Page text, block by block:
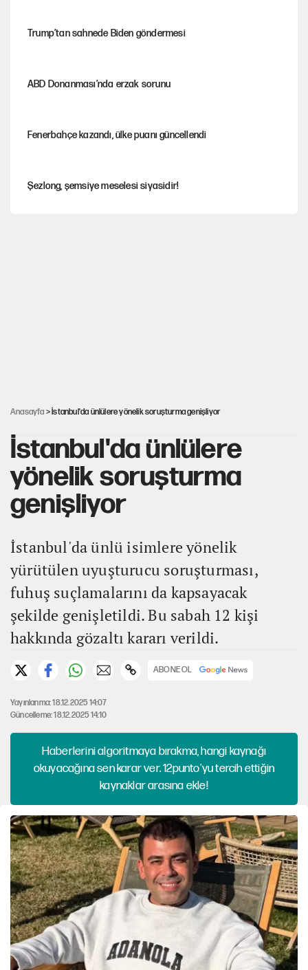
Trump’tan sahnede Biden göndermesi
ABD Donanması’nda erzak sorunu
Fenerbahçe kazandı, ülke puanı güncellendi
Şezlong, şemsiye meselesi siyasidir!
Anasayfa > İstanbul'da ünlülere yönelik soruşturma genişliyor
İstanbul'da ünlülere
yönelik soruşturma
genişliyor
İstanbul'da ünlü isimlere yönelik
yürütülen uyuşturucu soruşturması,
fuhuş suçlamalarını da kapsayacak
şekilde genişletildi. Bu sabah 12 kişi
hakkında gözaltı kararı verildi.
ABONE OL
Yayınlanma: 18.12.2025 14:07
Güncelleme: 18.12.2025 14:10
Haberlerini algoritmaya bırakma, hangi kaynağı
okuyacağına sen karar ver. 12punto'yu tercih ettiğin
kaynaklar arasına ekle!